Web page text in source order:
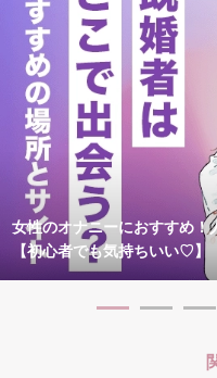
女性のオナニーにおすすめ！
【初心者でも気持ちいい♡】